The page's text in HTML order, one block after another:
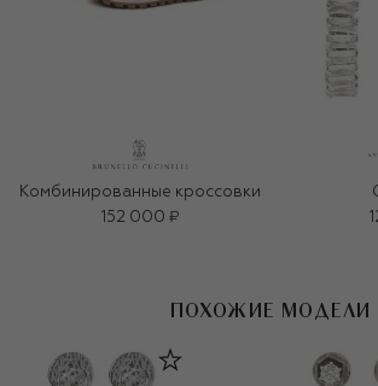
Комбинированные кроссовки
152 000 ₽
ПОХОЖИЕ МОДЕЛИ